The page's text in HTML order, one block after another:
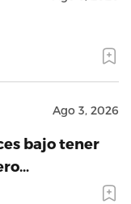
Ago 3, 2026
bajo tener